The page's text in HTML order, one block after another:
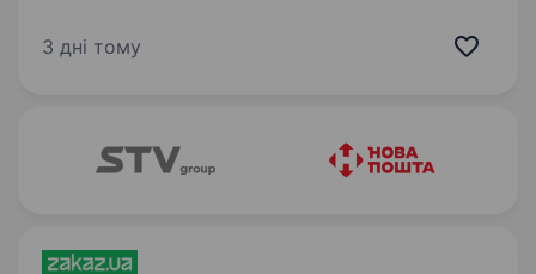
чи «порушень» в Резерві Ми раді Вам
3 дні тому